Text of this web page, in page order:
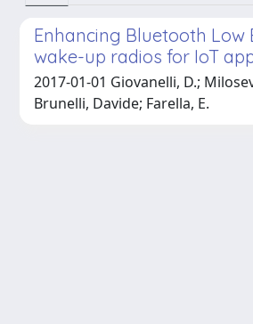
Enhancing Bluetooth Low
wake-up radios for IoT
2017-01-01 Giovanelli, D.;
Brunelli, Davide; Farella, E.